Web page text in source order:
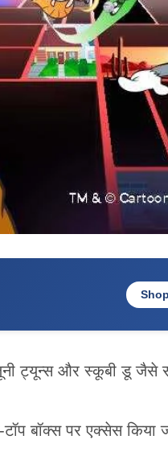
ट्यून्स और स्कूबी डू जैसे
बॉक्स पर एक्सेस किया